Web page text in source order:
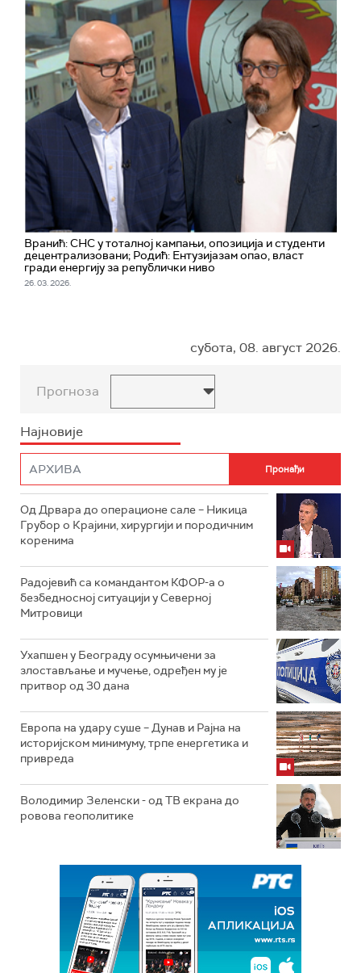
Вранић: СНС у тоталној кампањи, опозиција и студенти
децентрализовани; Родић: Ентузијазам опао, власт
гради енергију за републички ниво
26. 03. 2026.
субота, 08. август 2026.
Прогноза
Најновије
Од Дрвара до операционе сале – Никица
Грубор о Крајини, хирургији и породичним
коренима
Радојевић са командантом КФОР-а о
безбедносној ситуацији у Северној
Митровици
Ухапшен у Београду осумњичени за
злостављање и мучење, одређен му је
притвор од 30 дана
Европа на удару суше – Дунав и Рајна на
историјском минимуму, трпе енергетика и
привреда
Володимир Зеленски - од ТВ екрана до
ровова геополитике